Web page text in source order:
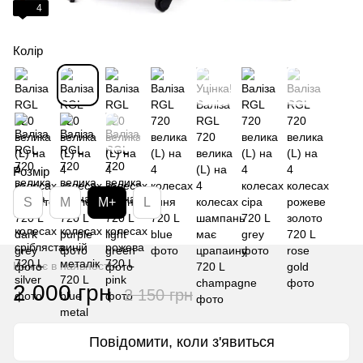
4
Колір
Розмір
S M M+ L
Немає в наявності
2 000 грн 2 150 грн
Повідомити, коли з'явиться